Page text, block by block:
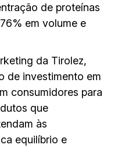
de proteínas
em volume e
da Tirolez,
de investimento em
consumidores para
que
às
equilíbrio e